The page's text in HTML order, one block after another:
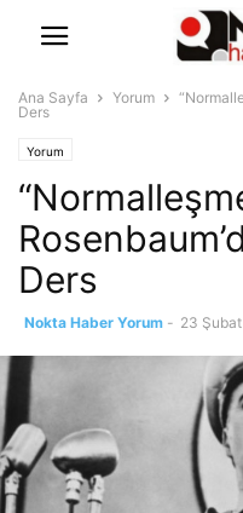
Ana Sayfa Yorum
Ders
Yorum
Ders
Nokta Haber Yorum - 23